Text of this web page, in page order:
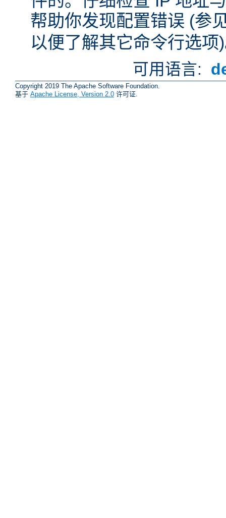
帮助你发现配置错误 (参
以便了解其它命令行选项
可用语言:
Copyright 2019 The Apache Software Foundation.
基于 Apache License, Version 2.0 许可证.